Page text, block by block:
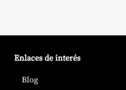
Enlaces de interés
Blog